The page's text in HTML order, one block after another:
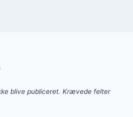
blive publiceret. Krævede felter